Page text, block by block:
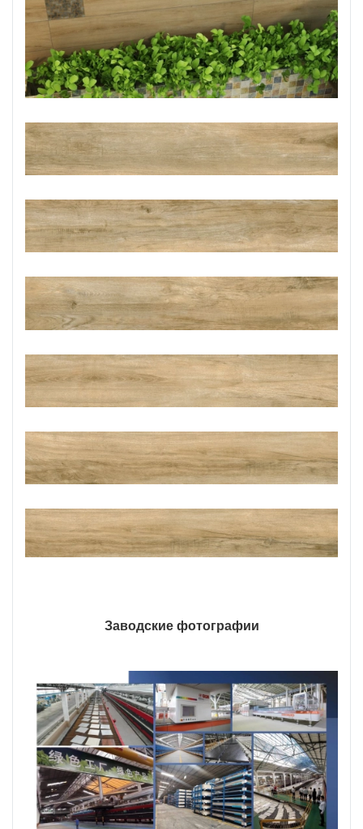
Заводские фотографии